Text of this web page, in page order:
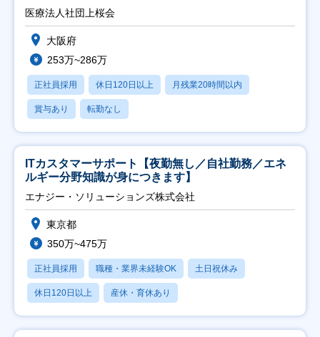
医療法人社団上桜会
大阪府
253万~286万
正社員採用 休日120日以上 月残業20時間以内
賞与あり 転勤なし
ITカスタマーサポート【夜勤無し／自社勤務／エネ
ルギー分野知識が身につきます】
エナジー・ソリューションズ株式会社
東京都
350万~475万
正社員採用 職種・業界未経験OK 土日祝休み
休日120日以上 産休・育休あり